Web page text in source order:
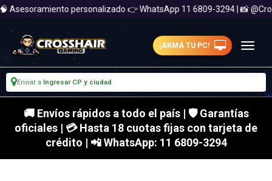
Asesoramiento personalizado 👉 WhatsApp 11 6809-3294 | 📸
¡ARMÁ TU PC!
Enviar a Ingresar CP y ciudad
🚚 Envíos rápidos a todo el país | 🛡 Garantías
oficiales | 💳 Hasta 18 cuotas fijas con tarjeta de
crédito | 📲 WhatsApp: 11 6809-3294